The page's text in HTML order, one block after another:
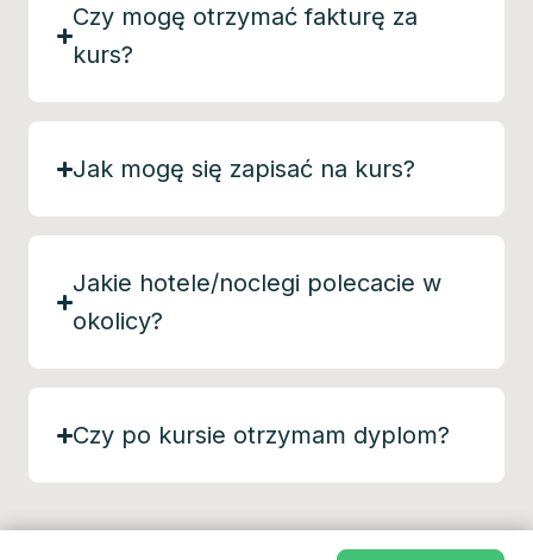
Czy mogę otrzymać fakturę za
kurs?
Jak mogę się zapisać na kurs?
Jakie hotele/noclegi polecacie w
okolicy?
Czy po kursie otrzymam dyplom?